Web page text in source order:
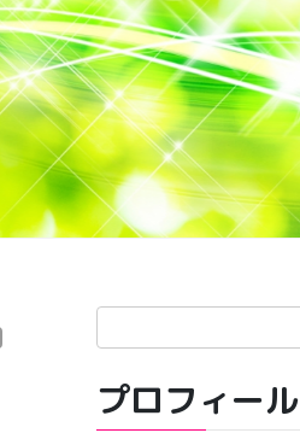
プロフィール